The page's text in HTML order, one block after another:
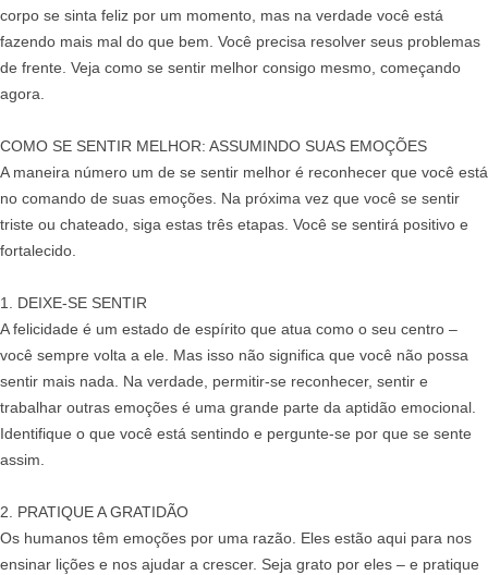
corpo se sinta feliz por um momento, mas na verdade você está
fazendo mais mal do que bem. Você precisa resolver seus problemas
de frente. Veja como se sentir melhor consigo mesmo, começando
agora.
COMO SE SENTIR MELHOR: ASSUMINDO SUAS EMOÇÕES
A maneira número um de se sentir melhor é reconhecer que você está
no comando de suas emoções. Na próxima vez que você se sentir
triste ou chateado, siga estas três etapas. Você se sentirá positivo e
fortalecido.
1. DEIXE-SE SENTIR
A felicidade é um estado de espírito que atua como o seu centro –
você sempre volta a ele. Mas isso não significa que você não possa
sentir mais nada. Na verdade, permitir-se reconhecer, sentir e
trabalhar outras emoções é uma grande parte da aptidão emocional.
Identifique o que você está sentindo e pergunte-se por que se sente
assim.
2. PRATIQUE A GRATIDÃO
Os humanos têm emoções por uma razão. Eles estão aqui para nos
ensinar lições e nos ajudar a crescer. Seja grato por eles – e pratique